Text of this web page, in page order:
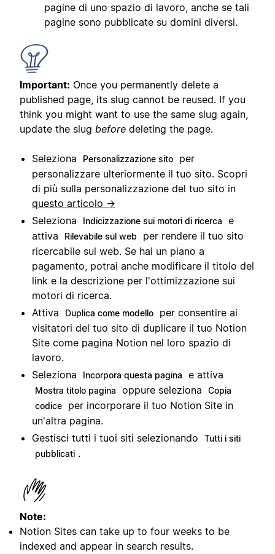
pagine di uno spazio di lavoro, anche se tali
pagine sono pubblicate su domini diversi.
Important: Once you permanently delete a
published page, its slug cannot be reused. If you
think you might want to use the same slug again,
update the slug before deleting the page.
Seleziona Personalizzazione sito
per
personalizzare ulteriormente il tuo sito. Scopri
di più sulla personalizzazione del tuo sito in
questo articolo →
Seleziona
Indicizzazione sui motori di ricerca
e
attiva
Rilevabile sul web
per rendere il tuo sito
ricercabile sul web. Se hai un piano a
pagamento, potrai anche modificare il titolo del
link e la descrizione per l'ottimizzazione sui
motori di ricerca.
Attiva
Duplica come modello
per consentire ai
visitatori del tuo sito di duplicare il tuo Notion
Site come pagina Notion nel loro spazio di
lavoro.
Seleziona
Incorpora questa pagina e attiva
Mostra titolo pagina oppure seleziona
Copia
codice
per incorporare il tuo Notion Site in
un'altra pagina.
Gestisci tutti i tuoi siti selezionando
Tutti i siti
pubblicati .
Note:
Notion Sites can take up to four weeks to be
indexed and appear in search results.